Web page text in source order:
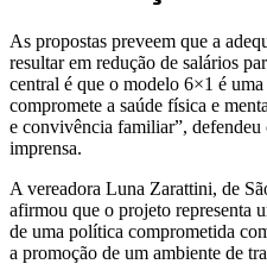
As propostas preveem que a
resultar em redução de salários
central é que o modelo 6×1 é
compromete a saúde física e
e convivência familiar”, defendeu
imprensa.
A vereadora Luna Zarattini, de
afirmou que o projeto representa
de uma política comprometida
a promoção de um ambiente de